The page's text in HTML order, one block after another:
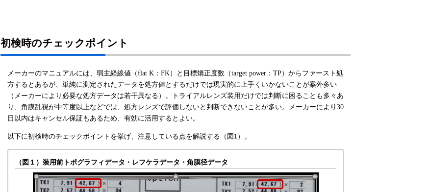
初検時のチェックポイント
メーカーのマニュアルには、弱主経線値（flat K：FK）と目標矯正度数（target power：TP）からファースト処
方するとあるが、単純に測定されたデータを処方値とするだけでは現実的に上手くいかないことが案外多い
（メーカーにより必要な処方データは若干異なる）。トライアルレンズ装用だけでは判断に困ることも多々あ
り、角膜乱視が中等度以上などでは、処方レンズで評価しないと判断できないことが多い。メーカーにより30
日以内はキャンセル保証もあるため、有効に活用するとよい。
以下に初検時のチェックポイントを挙げ、注意している点を解説する（図1）。
（図１）装用前トポグラフィデータ・レフケラデータ・角膜径データ